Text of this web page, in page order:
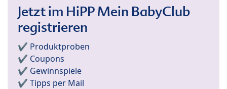
Jetzt im HiPP Mein BabyClub
registrieren
✔️ Produktproben
✔️ Coupons
✔️ Gewinnspiele
✔️ Tipps per Mail